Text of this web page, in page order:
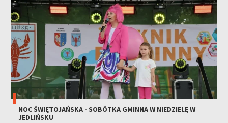
NOC ŚWIĘTOJAŃSKA - SOBÓTKA GMINNA W NIEDZIELĘ W
JEDLIŃSKU